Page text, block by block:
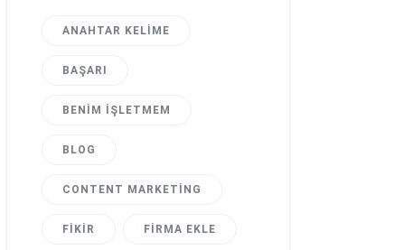
ANAHTAR KELIME
BAŞARI
BENIM İŞLETMEM
BLOG
CONTENT MARKETING
FIKIR FIRMA EKLE